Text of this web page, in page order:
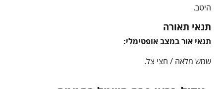
היטב.
תנאי תאורה
תנאי אור במצב אופטימלי:
שמש מלאה / חצי צל.